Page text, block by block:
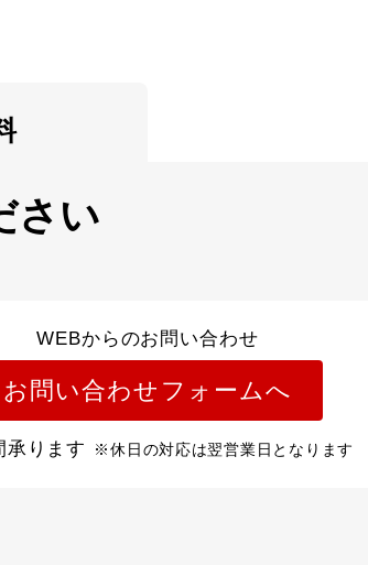
さい
WEBからのお問い合わせ
お問い合わせフォームへ
承ります ※休日の対応は翌営業日となります